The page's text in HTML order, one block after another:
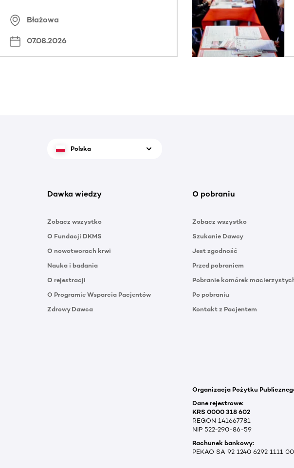
Błażowa
07.08.2026
Polska
Dawka wiedzy
Zobacz wszystko
O Fundacji DKMS
O nowotworach krwi
Nauka i badania
O rejestracji
O Programie Wsparcia Pacjentów
Zdrowy Dawca
O pobraniu
Zobacz wszystko
Szukanie Dawcy
Jest zgodność
Przed pobraniem
Pobranie komórek
Po pobraniu
Kontakt z Pacjentem
Organizacja Pożytku
Dane rejestrowe:
KRS 0000 318 602
REGON 141667781
NIP 522-290-86-59
Rachunek bankowy:
PEKAO SA 92 1240 6292 1111